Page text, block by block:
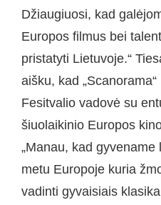
Džiaugiuosi, kad
Europos filmus bei
pristatyti Lietuvoje.“
aišku, kad
Fesitvalio vadovė su
šiuolaikinio Europos
„Manau, kad
metu Europoje kuria
vadinti gyvaisiais